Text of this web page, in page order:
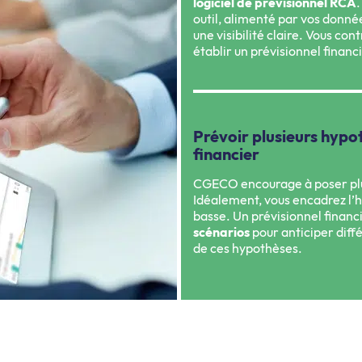
outil, alimenté par vos
une visibilité claire. Vous
établir un prévisionnel
Prévoir plusieurs
financier
CGECO encourage à poser
Idéalement, vous encadrez
basse. Un prévisionnel
scénarios pour anticiper
de ces hypothèses.